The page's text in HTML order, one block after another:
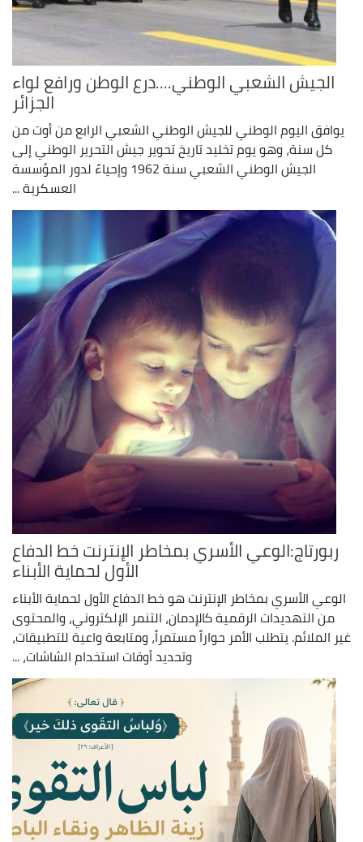
الجيش الشعبي الوطني....درع الوطن ورافع لواء
الجزائر
يوافق اليوم الوطني للجيش الوطني الشعبي الرابع من أوت من
كل سنة، وهو يوم تخليد تاريخ تحوير جيش التحرير الوطني إلى
الجيش الوطني الشعبي سنة 1962 وإحياءً لدور المؤسسة
العسكرية ...
ربورتاج:الوعي الأسري بمخاطر الإنترنت خط الدفاع
الأول لحماية الأبناء
الوعي الأسري بمخاطر الإنترنت هو خط الدفاع الأول لحماية الأبناء
من التهديدات الرقمية كالإدمان، التنمر الإلكتروني، والمحتوى
غير الملائم. يتطلب الأمر حواراً مستمراً، ومتابعة واعية للتطبيقات،
وتحديد أوقات استخدام الشاشات، ...